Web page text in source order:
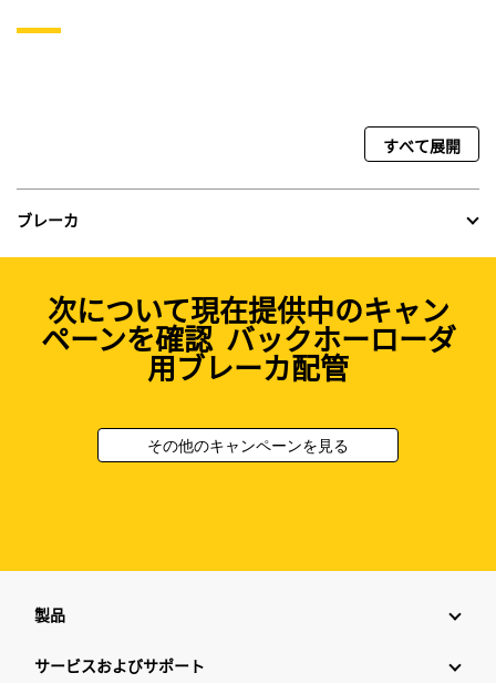
すべて展開
ブレーカ
次について現在提供中のキャン
ペーンを確認 バックホーローダ
用ブレーカ配管
その他のキャンペーンを見る
製品
サービスおよびサポート